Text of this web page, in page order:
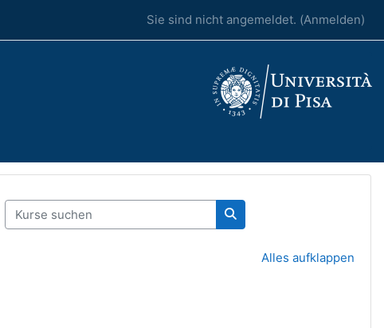
Sie sind nicht angemeldet. (Anmelden)
Kurse suchen
Kurse suchen
Alles aufklappen